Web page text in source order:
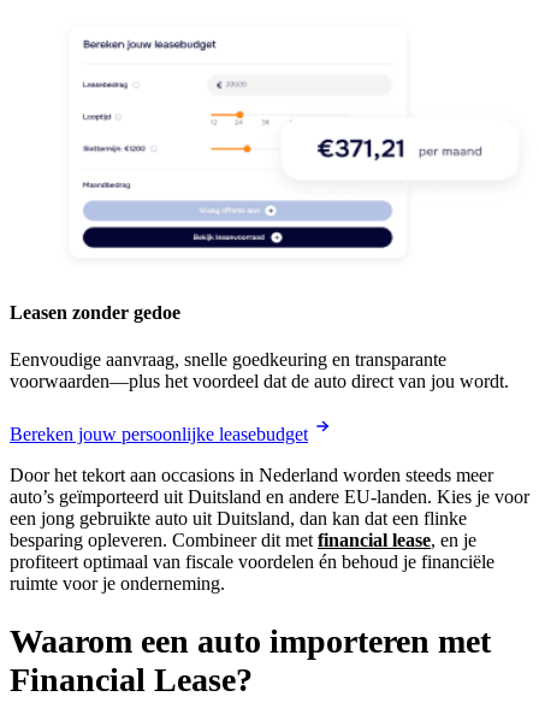
Leasen zonder gedoe
Eenvoudige aanvraag, snelle goedkeuring en transparante
voorwaarden—plus het voordeel dat de auto direct van jou wordt.
Bereken jouw persoonlijke leasebudget
Door het tekort aan occasions in Nederland worden steeds meer
auto’s geïmporteerd uit Duitsland en andere EU-landen. Kies je voor
een jong gebruikte auto uit Duitsland, dan kan dat een flinke
besparing opleveren. Combineer dit met financial lease, en je
profiteert optimaal van fiscale voordelen én behoud je financiële
ruimte voor je onderneming.
Waarom een auto importeren met
Financial Lease?